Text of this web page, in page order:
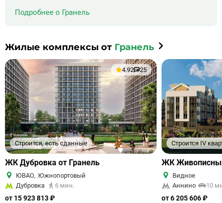
Подробнее о Гранель
Жилые комплексы от Гранель
Строится, есть сданные
4.92 25
ЖК Дубровка от Гранель
ЮВАО, Южнопортовый
Дубровка
6 мин.
от 15 923 813 ₽
Строится IV
ЖК
Видное
Аннино
10
от 6 205 606 ₽